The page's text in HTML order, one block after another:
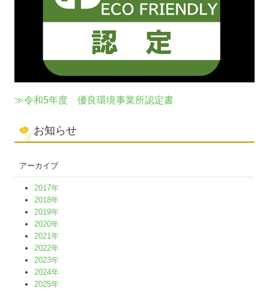
≫令和5年度 優良環境事業所認定書
お知らせ
アーカイブ
2017年
2018年
2019年
2020年
2021年
2022年
2023年
2024年
2025年